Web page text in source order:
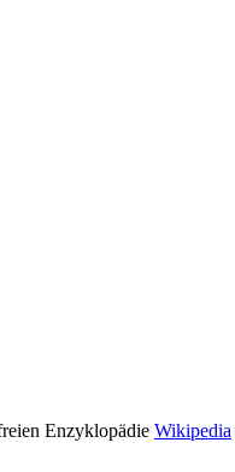
Enzyklopädie Wikipedia